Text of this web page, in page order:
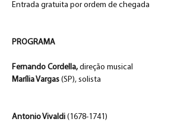
Entrada gratuita por ordem de chegada
PROGRAMA
Fernando Cordella, direção musical
Marília Vargas (SP), solista
Antonio Vivaldi (1678-1741)